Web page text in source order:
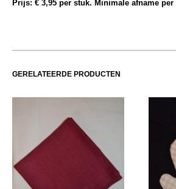
Prijs: € 3,95 per stuk. Minimale afname per
GERELATEERDE PRODUCTEN